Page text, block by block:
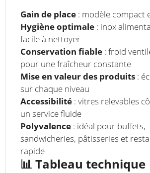
Gain de place : modèle compact
Hygiène optimale : inox
facile à nettoyer
Conservation fiable : froid
pour une fraîcheur constante
Mise en valeur des produits :
sur chaque niveau
Accessibilité : vitres relevables
un service fluide
Polyvalence : idéal pour buffets,
sandwicheries, pâtisseries et
rapide
📊 Tableau technique